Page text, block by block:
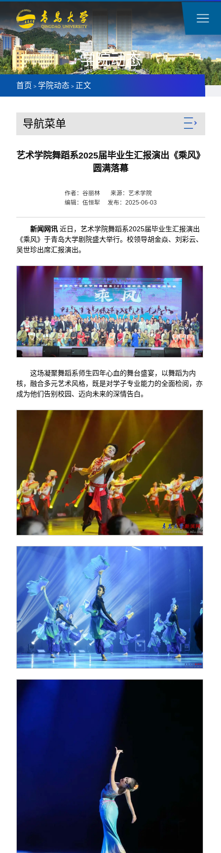
学院动态
首页 > 学院动态 > 正文
导航菜单
艺术学院舞蹈系2025届毕业生汇报演出《乘风》
圆满落幕
作者：谷丽林 来源：艺术学院
编辑：伍恒犁 发布：2025-06-03
新闻网讯近日，艺术学院舞蹈系2025届毕业生汇报演出
《乘风》于青岛大学剧院盛大举行。校领导胡金焱、刘彩云、
吴世珍出席汇报演出。
这场凝聚舞蹈系师生四年心血的舞台盛宴，以舞蹈为内
核，融合多元艺术风格，既是对学子专业能力的全面检阅，亦
成为他们告别校园、迈向未来的深情告白。